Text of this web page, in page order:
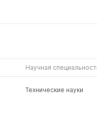
Научная
Технические науки